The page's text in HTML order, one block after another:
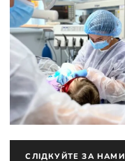
СЛІДКУЙТЕ ЗА НАМИ